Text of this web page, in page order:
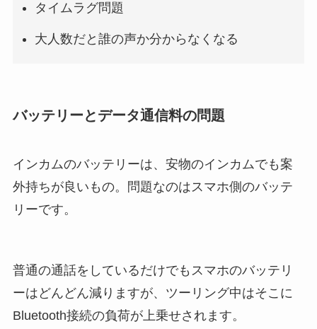
タイムラグ問題
大人数だと誰の声か分からなくなる
バッテリーとデータ通信料の問題
インカムのバッテリーは、安物のインカムでも案
外持ちが良いもの。問題なのはスマホ側のバッテ
リーです。
普通の通話をしているだけでもスマホのバッテリ
ーはどんどん減りますが、ツーリング中はそこに
Bluetooth接続の負荷が上乗せされます。